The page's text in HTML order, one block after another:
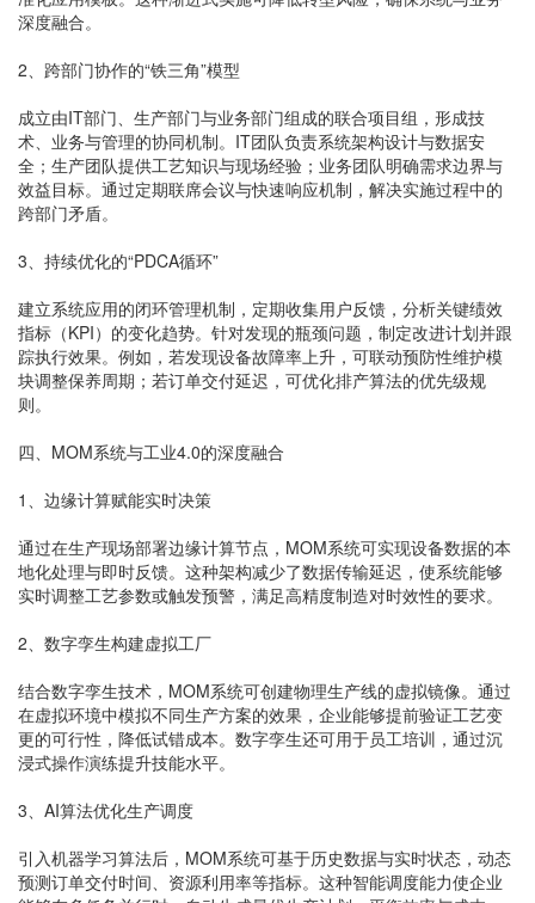
深度融合。
2、跨部门协作的“铁三角”模型
成立由IT部门、生产部门与业务部门组成的联合项目组，形成技
术、业务与管理的协同机制。IT团队负责系统架构设计与数据安
全；生产团队提供工艺知识与现场经验；业务团队明确需求边界与
效益目标。通过定期联席会议与快速响应机制，解决实施过程中的
跨部门矛盾。
3、持续优化的“PDCA循环”
建立系统应用的闭环管理机制，定期收集用户反馈，分析关键绩效
指标（KPI）的变化趋势。针对发现的瓶颈问题，制定改进计划并跟
踪执行效果。例如，若发现设备故障率上升，可联动预防性维护模
块调整保养周期；若订单交付延迟，可优化排产算法的优先级规
则。
四、MOM系统与工业4.0的深度融合
1、边缘计算赋能实时决策
通过在生产现场部署边缘计算节点，MOM系统可实现设备数据的本
地化处理与即时反馈。这种架构减少了数据传输延迟，使系统能够
实时调整工艺参数或触发预警，满足高精度制造对时效性的要求。
2、数字孪生构建虚拟工厂
结合数字孪生技术，MOM系统可创建物理生产线的虚拟镜像。通过
在虚拟环境中模拟不同生产方案的效果，企业能够提前验证工艺变
更的可行性，降低试错成本。数字孪生还可用于员工培训，通过沉
浸式操作演练提升技能水平。
3、AI算法优化生产调度
引入机器学习算法后，MOM系统可基于历史数据与实时状态，动态
预测订单交付时间、资源利用率等指标。这种智能调度能力使企业